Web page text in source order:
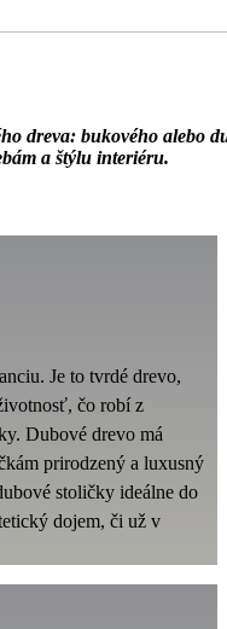
dreva: bukového alebo
a štýlu interiéru.
Je to tvrdé drevo,
čo robí z
Dubové drevo má
prirodzený a luxusný
stoličky ideálne do
dojem, či už v